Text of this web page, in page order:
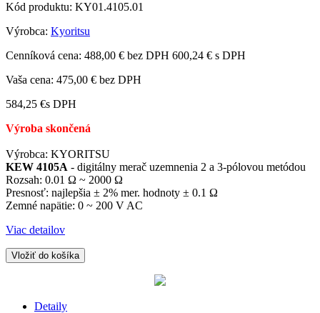
Kód produktu: KY01.4105.01
Výrobca: Kyoritsu
Cenníková cena: 488,00 € bez DPH 600,24 € s DPH
Vaša cena: 475,00 € bez DPH
584,25 €s DPH
Výroba skončená
Výrobca: KYORITSU
KEW 4105A - digitálny merač uzemnenia 2 a 3-pólovou metódou
Rozsah: 0.01 Ω ~ 2000 Ω
Presnosť: najlepšia ± 2% mer. hodnoty ± 0.1 Ω
Zemné napätie: 0 ~ 200 V AC
Viac detailov
Vložiť do košíka
Detaily